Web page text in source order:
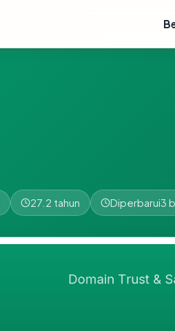
27.2 tahun Diperbarui3